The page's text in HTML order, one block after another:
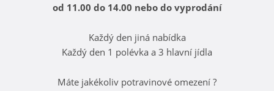
od 11.00 do 14.00 nebo do vyprodání
Každý den jiná nabídka
Každý den 1 polévka a 3 hlavní jídla
Máte jakékoliv potravinové omezení ?